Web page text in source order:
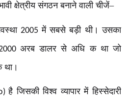
क्षेत्रीय संगठन बनाने वाली चीजें–
2005में सबसे बड़ी थी। उसका
अरब डालर से अधि क था जो
था।
है जिसकी विश्व व्यापार में हिस्सेदारी